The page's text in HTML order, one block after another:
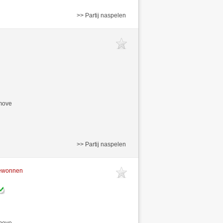
>> Partij naspelen
>> Partij naspelen